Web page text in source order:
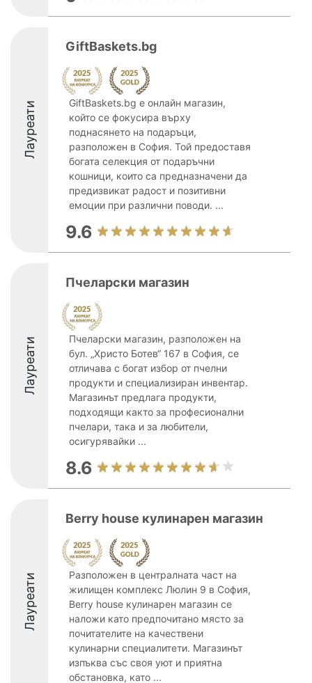
Лауреати
GiftBaskets.bg
GiftBaskets.bg е онлайн магазин,
който се фокусира върху
поднасянето на подаръци,
разположен в София. Той предоставя
богата селекция от подаръчни
кошници, които са предназначени да
предизвикат радост и позитивни
емоции при различни поводи. ...
9.6
Лауреати
Пчеларски магазин
Пчеларски магазин, разположен на
бул. „Христо Ботев“ 167 в София, се
отличава с богат избор от пчелни
продукти и специализиран инвентар.
Магазинът предлага продукти,
подходящи както за професионални
пчелари, така и за любители,
осигурявайки ...
8.6
Лауреати
Berry house кулинарен магазин
Разположен в централната част на
жилищен комплекс Люлин 9 в София,
Berry house кулинарен магазин се
наложи като предпочитано място за
почитателите на качествени
кулинарни специалитети. Магазинът
изпъква със своя уют и приятна
обстановка, като ...